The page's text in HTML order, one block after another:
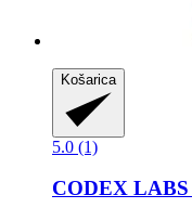
Košarica
5.0 (1)
CODEX LABS